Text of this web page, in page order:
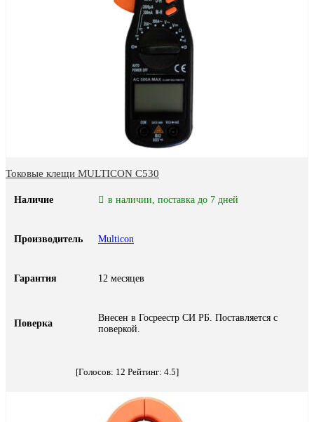
Токовые клещи MULTICON C530
Наличие в наличии, поставка до 7 дней
Производитель Multicon
Гарантия 12 месяцев
Поверка
Внесен в Госреестр СИ РБ. Поставляется с
поверкой.
[Голосов: 12 Рейтинг: 4.5]